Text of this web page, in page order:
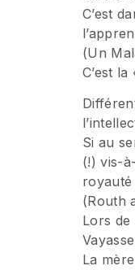
C’est
(Un
C’est
Si au
(!) vis-
(Routh
Lors
La